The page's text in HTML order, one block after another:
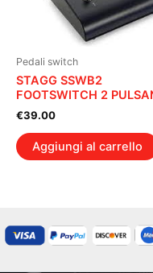
Pedali switch
STAGG SSWB2
FOOTSWITCH 2
€39.00
Aggiungi al carrello